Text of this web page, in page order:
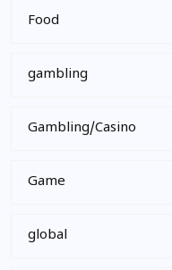
Food
gambling
Gambling/Casino
Game
global